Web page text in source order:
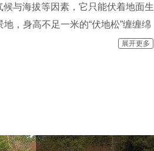
与海拔等因素，它只能伏着地面生
，身高不足一米的“伏地松”缠缠绵
“留客松”，那里森林蓊郁，一丛丛
展开更多